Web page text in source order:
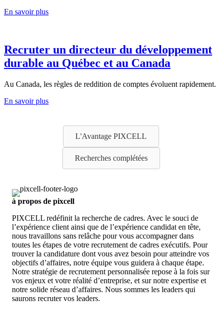
En savoir plus
Recruter un directeur du développement
durable au Québec et au Canada
Au Canada, les règles de reddition de comptes évoluent rapidement.
En savoir plus
L'Avantage PIXCELL
Recherches complétées
à propos de pixcell
PIXCELL redéfinit la recherche de cadres. Avec le souci de
l’expérience client ainsi que de l’expérience candidat en tête,
nous travaillons sans relâche pour vous accompagner dans
toutes les étapes de votre recrutement de cadres exécutifs. Pour
trouver la candidature dont vous avez besoin pour atteindre vos
objectifs d’affaires, notre équipe vous guidera à chaque étape.
Notre stratégie de recrutement personnalisée repose à la fois sur
vos enjeux et votre réalité d’entreprise, et sur notre expertise et
notre solide réseau d’affaires. Nous sommes les leaders qui
saurons recruter vos leaders.